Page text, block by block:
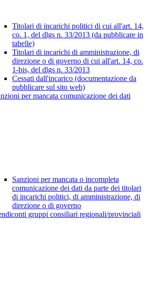
Titolari di incarichi politici di cui all'art. 14,
co. 1, del dlgs n. 33/2013 (da pubblicare in
tabelle)
Titolari di incarichi di amministrazione, di
direzione o di governo di cui all'art. 14, co.
1-bis, del dlgs n. 33/2013
Cessati dall'incarico (documentazione da
pubblicare sul sito web)
per mancata comunicazione dei dati
Sanzioni per mancata o incompleta
comunicazione dei dati da parte dei titolari
di incarichi politici, di amministrazione, di
direzione o di governo
gruppi consiliari regionali/provinciali